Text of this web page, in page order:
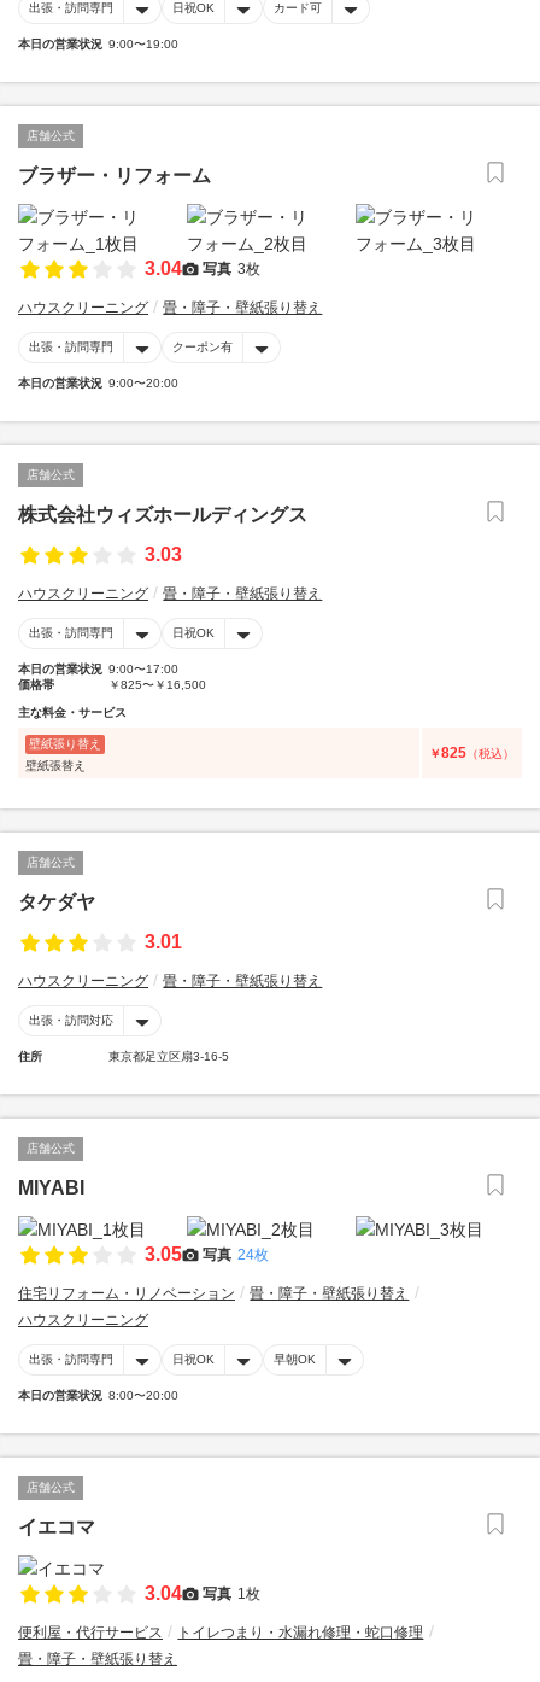
出張・訪問専門 日祝OK カード可
本日の営業状況 9:00〜19:00
店舗公式
ブラザー・リフォーム
3.04 写真 3枚
ハウスクリーニング 畳・障子・壁紙張り替え
出張・訪問専門 クーポン有
本日の営業状況 9:00〜20:00
店舗公式
株式会社ウィズホールディングス
3.03
ハウスクリーニング 畳・障子・壁紙張り替え
出張・訪問専門 日祝OK
本日の営業状況 9:00〜17:00
価格帯
￥825〜￥16,500
主な料金・サービス
壁紙張り替え
壁紙張替え
￥825 （税込）
店舗公式
タケダヤ
3.01
ハウスクリーニング 畳・障子・壁紙張り替え
出張・訪問対応
住所 東京都足立区扇3-16-5
店舗公式
MIYABI
3.05 写真 24枚
住宅リフォーム・リノベーション
畳・障子・壁紙張り替え
ハウスクリーニング
出張・訪問専門 日祝OK 早朝OK
本日の営業状況 8:00〜20:00
店舗公式
イエコマ
3.04 写真 1枚
便利屋・代行サービス
トイレつまり・水漏れ修理・蛇口修理
畳・障子・壁紙張り替え